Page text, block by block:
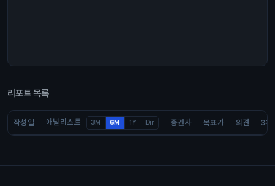
리포트 목록
작성일 애널리스트 3M 6M 1Y Dir 증권사 목표가 의견 3개